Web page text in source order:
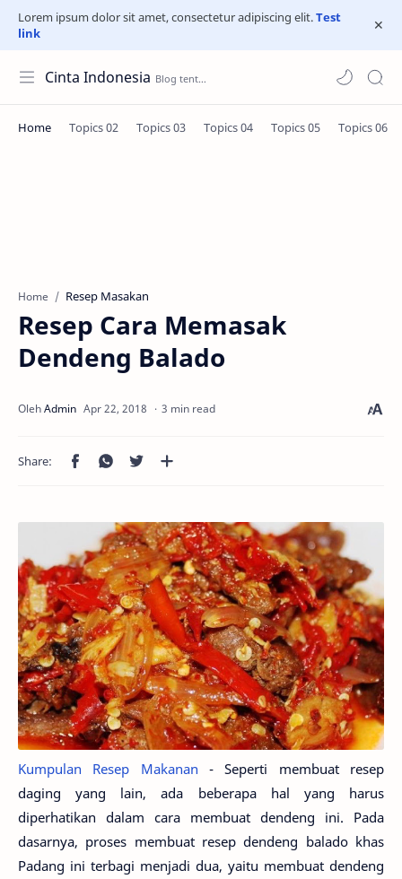
Lorem ipsum dolor sit amet, consectetur adipiscing elit.Test
link
Cinta Indonesia
Home Resep Masakan
Resep Cara Memasak
Dendeng Balado
3 min read
Kumpulan Resep Makanan - Seperti membuat resep
daging yang lain, ada beberapa hal yang harus
diperhatikan dalam cara membuat dendeng ini. Pada
dasarnya, proses membuat resep dendeng balado khas
Padang ini terbagi menjadi dua, yaitu membuat dendeng